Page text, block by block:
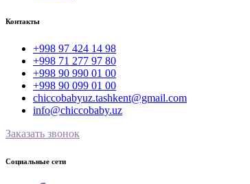
Контакты
+998 97 424 14 98
+998 71 277 97 80
+998 90 990 01 00
+998 90 099 01 00
chiccobabyuz.tashkent@gmail.com
info@chiccobaby.uz
Заказать звонок
Социальные сети